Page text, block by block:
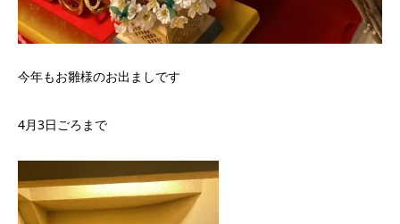
今年もお雛様のお出ましです
4月3日ごろまで